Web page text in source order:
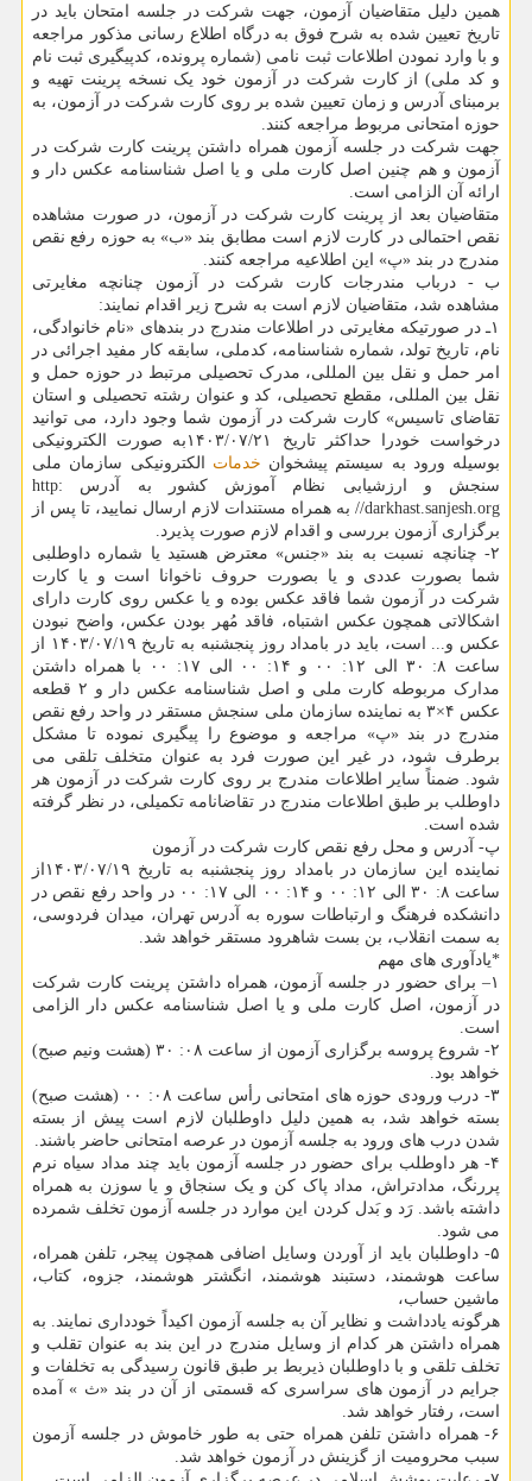
همین دلیل متقاضیان آزمون، جهت شرکت در جلسه امتحان باید در
تاریخ تعیین شده به شرح فوق به درگاه اطلاع رسانی مذکور مراجعه
و با وارد نمودن اطلاعات ثبت نامی (شماره پرونده، کدپیگیری ثبت نام
و کد ملی) از کارت شرکت در آزمون خود یک نسخه پرینت تهیه و
برمبنای آدرس و زمان تعیین شده بر روی کارت شرکت در آزمون، به
حوزه امتحانی مربوط مراجعه کنند.
جهت شرکت در جلسه آزمون همراه داشتن پرینت کارت شرکت در
آزمون و هم چنین اصل کارت ملی و یا اصل شناسنامه عکس دار و
ارائه آن الزامی است.
متقاضیان بعد از پرینت کارت شرکت در آزمون، در صورت مشاهده
نقص احتمالی در کارت لازم است مطابق بند «ب» به حوزه رفع نقص
مندرج در بند «پ» این اطلاعیه مراجعه کنند.
ب - درباب مندرجات کارت شرکت در آزمون چنانچه مغایرتی
مشاهده شد، متقاضیان لازم است به شرح زیر اقدام نمایند:
۱ـ در صورتیکه مغایرتی در اطلاعات مندرج در بندهای «نام خانوادگی،
نام، تاریخ تولد، شماره شناسنامه، کدملی، سابقه کار مفید اجرائی در
امر حمل و نقل بین المللی، مدرک تحصیلی مرتبط در حوزه حمل و
نقل بین المللی، مقطع تحصیلی، کد و عنوان رشته تحصیلی و استان
تقاضای تاسیس» کارت شرکت در آزمون شما وجود دارد، می توانید
درخواست خودرا حداکثر تاریخ ۱۴۰۳/۰۷/۲۱به صورت الکترونیکی
بوسیله ورود به سیستم پیشخوان خدمات الکترونیکی سازمان ملی
سنجش و ارزشیابی نظام آموزش کشور به آدرس http:
//darkhast.sanjesh.org به همراه مستندات لازم ارسال نمایید، تا پس از
برگزاری آزمون بررسی و اقدام لازم صورت پذیرد.
۲- چنانچه نسبت به بند «جنس» معترض هستید یا شماره داوطلبی
شما بصورت عددی و یا بصورت حروف ناخوانا است و یا کارت
شرکت در آزمون شما فاقد عکس بوده و یا عکس روی کارت دارای
اشکالاتی همچون عکس اشتباه، فاقد مُهر بودن عکس، واضح نبودن
عکس و... است، باید در بامداد روز پنجشنبه به تاریخ ۱۴۰۳/۰۷/۱۹ از
ساعت ۸: ۳۰ الی ۱۲: ۰۰ و ۱۴: ۰۰ الی ۱۷: ۰۰ با همراه داشتن
مدارک مربوطه کارت ملی و اصل شناسنامه عکس دار و ۲ قطعه
عکس ۴×۳ به نماینده سازمان ملی سنجش مستقر در واحد رفع نقص
مندرج در بند «پ» مراجعه و موضوع را پیگیری نموده تا مشکل
برطرف شود، در غیر این صورت فرد به عنوان متخلف تلقی می
شود. ضمناً سایر اطلاعات مندرج بر روی کارت شرکت در آزمون هر
داوطلب بر طبق اطلاعات مندرج در تقاضانامه تکمیلی، در نظر گرفته
شده است.
پ- آدرس و محل رفع نقص کارت شرکت در آزمون
نماینده این سازمان در بامداد روز پنجشنبه به تاریخ ۱۴۰۳/۰۷/۱۹از
ساعت ۸: ۳۰ الی ۱۲: ۰۰ و ۱۴: ۰۰ الی ۱۷: ۰۰ در واحد رفع نقص در
دانشکده فرهنگ و ارتباطات سوره به آدرس تهران، میدان فردوسی،
به سمت انقلاب، بن بست شاهرود مستقر خواهد شد.
*یادآوری های مهم
۱– برای حضور در جلسه آزمون، همراه داشتن پرینت کارت شرکت
در آزمون، اصل کارت ملی و یا اصل شناسنامه عکس دار الزامی
است.
۲- شروع پروسه برگزاری آزمون از ساعت ۰۸: ۳۰ (هشت ونیم صبح)
خواهد بود.
۳- درب ورودی حوزه های امتحانی رأس ساعت ۰۸: ۰۰ (هشت صبح)
بسته خواهد شد، به همین دلیل داوطلبان لازم است پیش از بسته
شدن درب های ورود به جلسه آزمون در عرصه امتحانی حاضر باشند.
۴- هر داوطلب برای حضور در جلسه آزمون باید چند مداد سیاه نرم
پررنگ، مدادتراش، مداد پاک کن و یک سنجاق و یا سوزن به همراه
داشته باشد. رَد و بَدل کردن این موارد در جلسه آزمون تخلف شمرده
می شود.
۵- داوطلبان باید از آوردن وسایل اضافی همچون پیجر، تلفن همراه،
ساعت هوشمند، دستبند هوشمند، انگشتر هوشمند، جزوه، کتاب،
ماشین حساب،
هرگونه یادداشت و نظایر آن به جلسه آزمون اکیداً خودداری نمایند. به
همراه داشتن هر کدام از وسایل مندرج در این بند به عنوان تقلب و
تخلف تلقی و با داوطلبان ذیربط بر طبق قانون رسیدگی به تخلفات و
جرایم در آزمون های سراسری که قسمتی از آن در بند «ث ‍» آمده
است، رفتار خواهد شد.
۶- همراه داشتن تلفن همراه حتی به طور خاموش در جلسه آزمون
سبب محرومیت از گزینش در آزمون خواهد شد.